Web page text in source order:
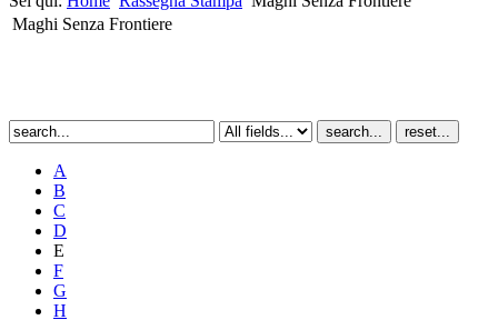
Maghi Senza Frontiere
A
B
C
D
E
F
G
H